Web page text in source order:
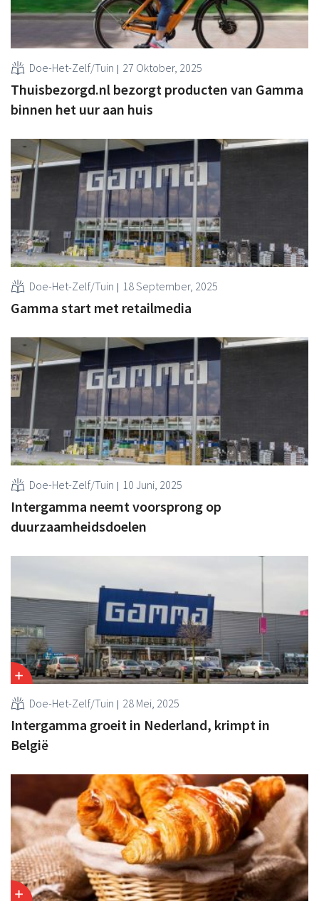
Doe-Het-Zelf/Tuin 27 Oktober, 2025
Thuisbezorgd.nl bezorgt producten van Gamma
binnen het uur aan huis
Doe-Het-Zelf/Tuin 18 September, 2025
Gamma start met retailmedia
Doe-Het-Zelf/Tuin 10 Juni, 2025
Intergamma neemt voorsprong op
duurzaamheidsdoelen
Doe-Het-Zelf/Tuin 28 Mei, 2025
Intergamma groeit in Nederland, krimpt in
België